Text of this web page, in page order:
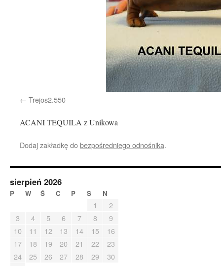
Trejos2.550
ACANI TEQUILA z Unikowa
Dodaj zakładkę dobezpośredniego odnośnika.
sierpień 2026
P W Ś C P S N
1
2
3
4 5 6 7 8
9
10
11 12 13 14 15
16
17
18 19 20 21 22
23
24
25 26 27 28 29
30